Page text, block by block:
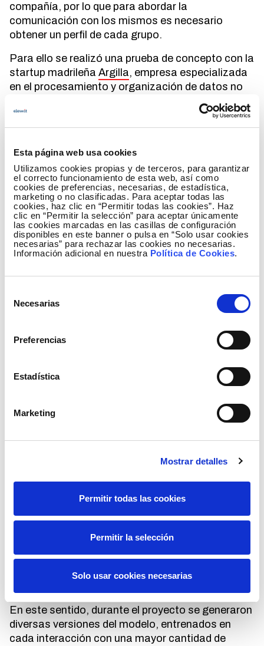
Esta página web usa cookies
Utilizamos cookies propias y de terceros, para garantizar
el correcto funcionamiento de esta web, así como
cookies de preferencias, necesarias, de estadística,
marketing o no clasificadas. Para aceptar todas las
cookies, haz clic en “Permitir todas las cookies”. Haz
clic en “Permitir la selección” para aceptar únicamente
las cookies marcadas en las casillas de configuración
disponibles en este banner o pulsa en “Solo usar cookies
necesarias” para rechazar las cookies no necesarias.
Información adicional en nuestra Política de Cookies.
Necesarias
Preferencias
Estadística
Marketing
Mostrar detalles
Permitir todas las cookies
Permitir la selección
Solo usar cookies necesarias
compañía, por lo que para abordar la
comunicación con los mismos es necesario
obtener un perfil de cada grupo.
Para ello se realizó una prueba de concepto con la
startup madrileña Argilla, empresa especializada
en el procesamiento y organización de datos no
inteligencia artificial y procesamiento del lenguaje
para ayudar a las grandes empresas a analizar el
diariamente, automatizando el análisis de textos
y transformando los datos masivos en
información accesible y de fácil comprensión.
En este proyecto, que nace gracias al programa
deventure clientde Elewit, se trabajó en la
creación automática de perfiles de los grupos de
interés del equipo de planificación del transporte
comunicaciones en formato texto, aprovechando
la herramienta de Argilla, Biome. El objetivo
principal era obtener una idea clara sobre cómo
para asegurar que la comunicación sea lo más
eficaz y personalizada posible. Para ello, se
realizó un análisis mediante procesamiento de
lenguaje natural (PLN) del contenido de diversas
motores del proyecto fueron los siguientes.
empresa de los diferentes grupos de interés.
relación más personalizada con cada grupo.
Para el entrenamiento se construyeron un
conjunto de datos para que los modelos pudieran
identificasen tanto la percepción de los grupos de
interés, como las propias categorías temáticas.
En este sentido, durante el proyecto se generaron
diversas versiones del modelo, entrenados en
cada interacción con una mayor cantidad de